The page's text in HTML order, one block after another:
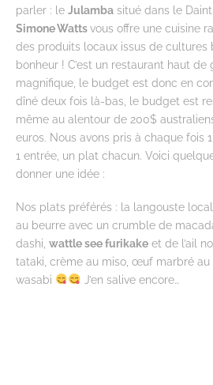
parler : le Julamba situé dans le
Simone Wattsvous offre une cuisine
des produits locaux issus de cultures
bonheur ! C’est un restaurant haut
magnifique, le budget est donc en
dîné deux fois là-bas, le budget est
même au alentour de 200$
euros. Nous avons pris à chaque fois
1 entrée, un plat chacun. Voici
donner une idée :
Nos plats préférés : la langouste
au beurre avec un crumble de
dashi, wattle see furikake et de l’ail
tataki, crème au miso, œuf marbré au
wasabi
J’en salive encore…